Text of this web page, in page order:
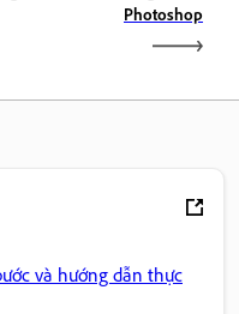
Photoshop
và hướng dẫn thực